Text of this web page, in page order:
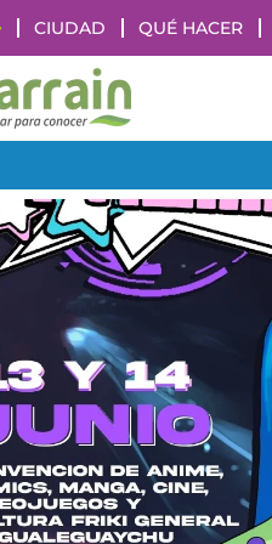
CIUDAD QUÉ HACER
14 NEOFREAK